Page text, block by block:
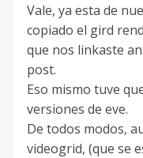
Vale, ya esta de
copiado el gird
que nos linkaste
post.
Eso mismo tuve
versiones de eve.
De todos modos,
videogrid, (que se